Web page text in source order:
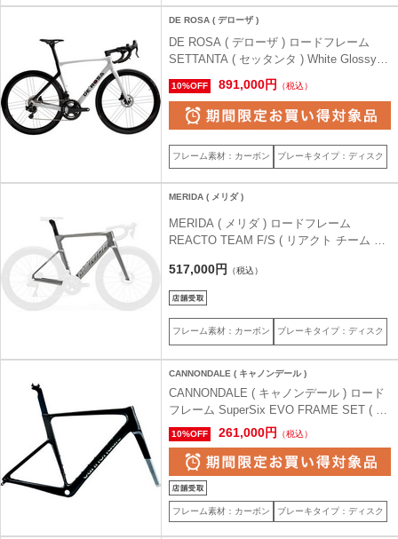
DE ROSA ( デローザ )
DE ROSA ( デローザ ) ロードフレーム
SETTANTA ( セッタンタ ) White Glossy (
ホワイト グロッシー ) 44.5 (身長目安
160cm前後)
10%OFF 891,000円 （税込）
フレーム素材：カーボン ブレーキタイプ：ディスク
MERIDA ( メリダ )
MERIDA ( メリダ ) ロードフレーム
REACTO TEAM F/S ( リアクト チーム フ
ュ BCP) FS21 50 ( 身長目安170cm前後 )
517,000円 （税込）
フレーム素材：カーボン ブレーキタイプ：ディスク
CANNONDALE ( キャノンデール )
CANNONDALE ( キャノンデール ) ロード
フレーム SuperSix EVO FRAME SET ( ス
ーパーシックス エヴォ フレームセット )
Black ( ブラック ) 51 (身長目安170cm前
10%OFF 261,000円 （税込）
フレーム素材：カーボン ブレーキタイプ：ディスク